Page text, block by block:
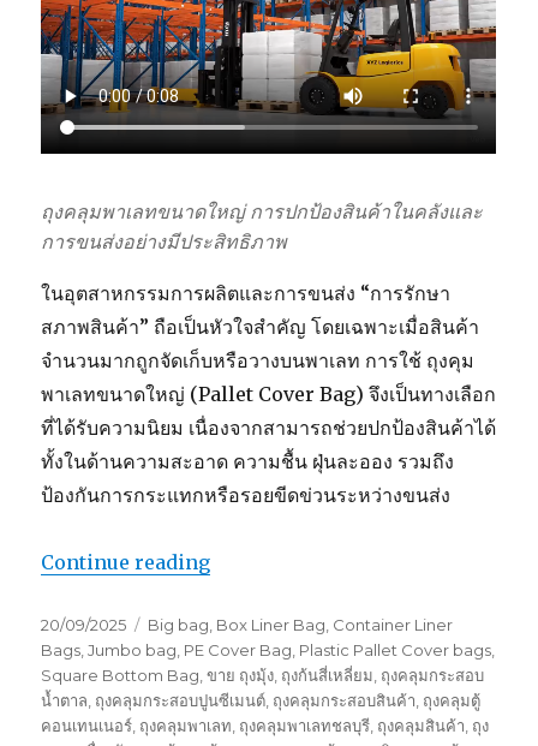
ถุงคลุมพาเลทขนาดใหญ่ การปกป้องสินค้าในคลังและ
การขนส่งอย่างมีประสิทธิภาพ
ในอุตสาหกรรมการผลิตและการขนส่ง “การรักษา
สภาพสินค้า” ถือเป็นหัวใจสำคัญ โดยเฉพาะเมื่อสินค้า
จำนวนมากถูกจัดเก็บหรือวางบนพาเลท การใช้ ถุงคุม
พาเลทขนาดใหญ่ (Pallet Cover Bag) จึงเป็นทางเลือก
ที่ได้รับความนิยม เนื่องจากสามารถช่วยปกป้องสินค้าได้
ทั้งในด้านความสะอาด ความชื้น ฝุ่นละออง รวมถึง
ป้องกันการกระแทกหรือรอยขีดข่วนระหว่างขนส่ง
Continue reading“ENDUPAK : ถุงคลุมพาเลทขนาดให
Posted
on
20/09/2025 Tags
Big bag, Box Liner Bag, Container Liner
Bags,Jumbo bag, PE Cover Bag, Plastic Pallet Cover bags,
Square Bottom Bag,ขาย ถุงมุ้ง, ถุงก้นสี่เหลี่ยม, ถุงคลุมกระสอบ
น้ำตาล, ถุงคลุมกระสอบปูนซีเมนต์, ถุงคลุมกระสอบสินค้า, ถุงคลุมตู้
คอนเทนเนอร์, ถุงคลุมพาเลท, ถุงคลุมพาเลทชลบุรี, ถุงคลุมสินค้า, ถุง